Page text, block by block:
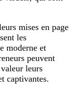
mises en page
les
moderne et
peuvent
leurs
captivantes.